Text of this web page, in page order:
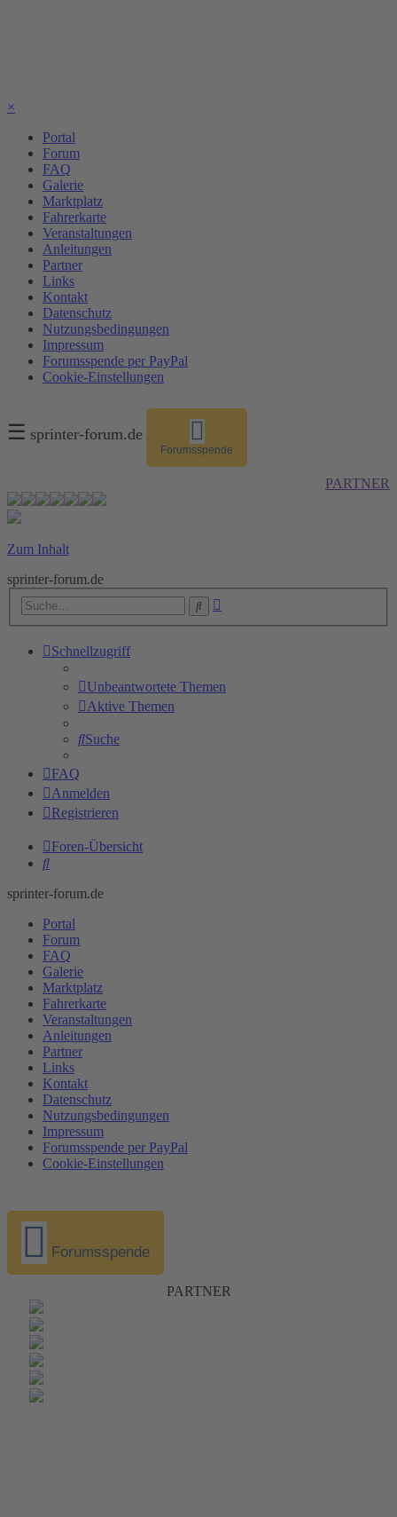
×
Portal
Forum
FAQ
Galerie
Marktplatz
Fahrerkarte
Veranstaltungen
Anleitungen
Partner
Links
Kontakt
Datenschutz
Nutzungsbedingungen
Impressum
Forumsspende per PayPal
Cookie-Einstellungen
☰ sprinter-forum.de
Forumsspende
PARTNER
Zum Inhalt
sprinter-forum.de
Suche
Schnellzugriff
Unbeantwortete Themen
Aktive Themen
Suche
FAQ
Anmelden
Registrieren
Foren-Übersicht
Suche
sprinter-forum.de
Portal
Forum
FAQ
Galerie
Marktplatz
Fahrerkarte
Veranstaltungen
Anleitungen
Partner
Links
Kontakt
Datenschutz
Nutzungsbedingungen
Impressum
Forumsspende per PayPal
Cookie-Einstellungen
Forumsspende
PARTNER